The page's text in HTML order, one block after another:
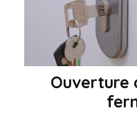
Ouverture